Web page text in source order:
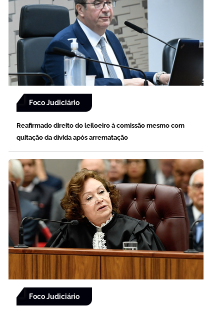
Foco Judiciário
Reafirmado direito do leiloeiro à comissão mesmo com
quitação da dívida após arrematação
Foco Judiciário